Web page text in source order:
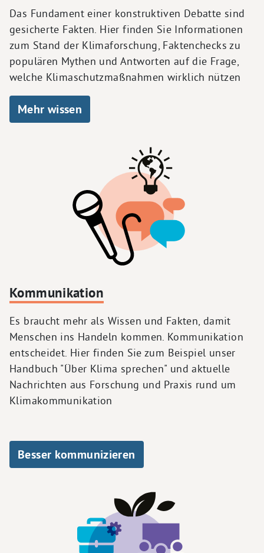
Das Fundament einer konstruktiven Debatte sind
gesicherte Fakten. Hier finden Sie Informationen
zum Stand der Klimaforschung, Faktenchecks zu
populären Mythen und Antworten auf die Frage,
welche Klimaschutzmaßnahmen wirklich nützen
Mehr wissen
Kommunikation
Es braucht mehr als Wissen und Fakten, damit
Menschen ins Handeln kommen. Kommunikation
entscheidet. Hier finden Sie zum Beispiel unser
Handbuch "Über Klima sprechen" und aktuelle
Nachrichten aus Forschung und Praxis rund um
Klimakommunikation
Besser kommunizieren